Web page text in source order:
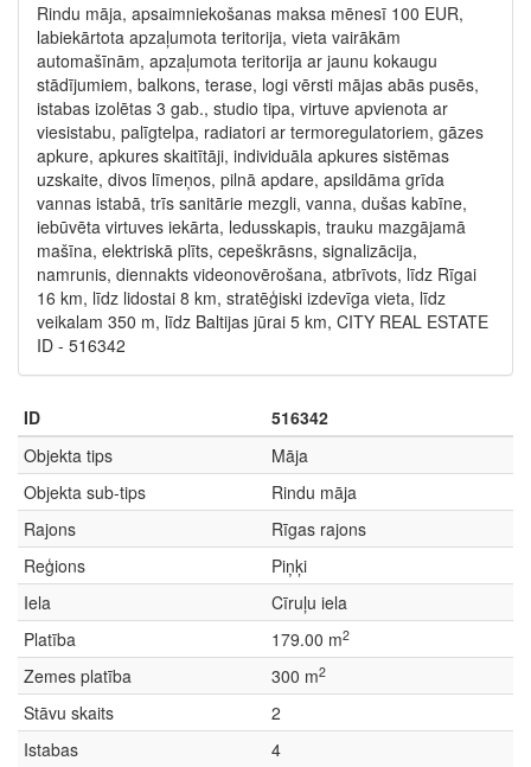
Rindu māja, apsaimniekošanas maksa mēnesī 100 EUR,
labiekārtota apzaļumota teritorija, vieta vairākām
automašīnām, apzaļumota teritorija ar jaunu kokaugu
stādījumiem, balkons, terase, logi vērsti mājas abās pusēs,
istabas izolētas 3 gab., studio tipa, virtuve apvienota ar
viesistabu, palīgtelpa, radiatori ar termoregulatoriem, gāzes
apkure, apkures skaitītāji, individuāla apkures sistēmas
uzskaite, divos līmeņos, pilnā apdare, apsildāma grīda
vannas istabā, trīs sanitārie mezgli, vanna, dušas kabīne,
iebūvēta virtuves iekārta, ledusskapis, trauku mazgājamā
mašīna, elektriskā plīts, cepeškrāsns, signalizācija,
namrunis, diennakts videonovērošana, atbrīvots, līdz Rīgai
16 km, līdz lidostai 8 km, stratēģiski izdevīga vieta, līdz
veikalam 350 m, līdz Baltijas jūrai 5 km, CITY REAL ESTATE
ID - 516342
ID
516342
Objekta tips
Māja
Objekta sub-tips
Rindu māja
Rajons
Rīgas rajons
Reģions
Piņķi
Iela
Cīruļu iela
Platība
179.00 m2
Zemes platība 300 m2
Stāvu skaits
2
Istabas
4